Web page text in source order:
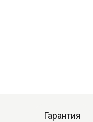
Гарантия